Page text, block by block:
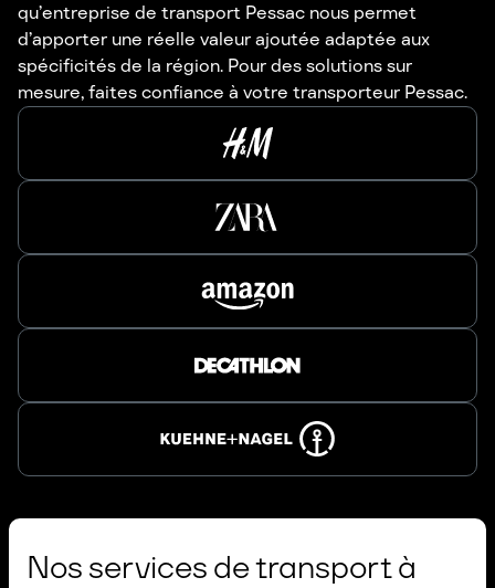
qu’entreprise de transport Pessac nous permet
d’apporter une réelle valeur ajoutée adaptée aux
spécificités de la région. Pour des solutions sur
mesure, faites confiance à votre transporteur Pessac.
Nos services de transport à